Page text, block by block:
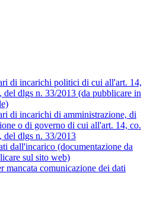
di incarichi politici di cui all'art. 14,
del dlgs n. 33/2013 (da pubblicare in
di incarichi di amministrazione, di
o di governo di cui all'art. 14, co.
del dlgs n. 33/2013
dall'incarico (documentazione da
sul sito web)
mancata comunicazione dei dati